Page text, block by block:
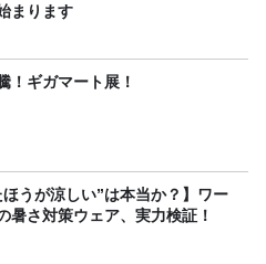
まります
！ギガマート展！
ほうが涼しい”は本当か？】ワー
暑さ対策ウェア、実力検証！